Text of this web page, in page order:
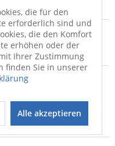
die für den
erforderlich sind und
die den Komfort
erhöhen oder der
Ihrer Zustimmung
finden Sie in unserer
Alle akzeptieren